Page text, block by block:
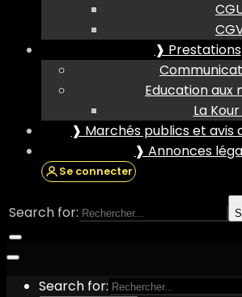
❱ Prestations
Education aux
La
❱ Marchés publics et avis
❱ Annonces
Se connecter
Search for:
Search for: